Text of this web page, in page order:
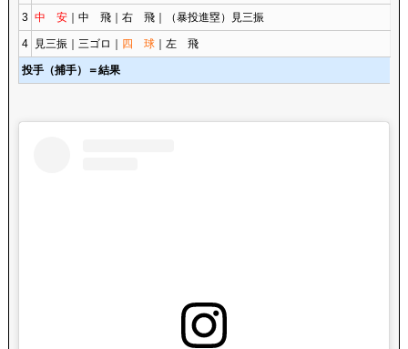
3 中 安｜中 飛｜右 飛｜（暴投進塁）見三振
4 見三振｜三ゴロ｜ 四 球｜左 飛
投手（捕手）＝結果